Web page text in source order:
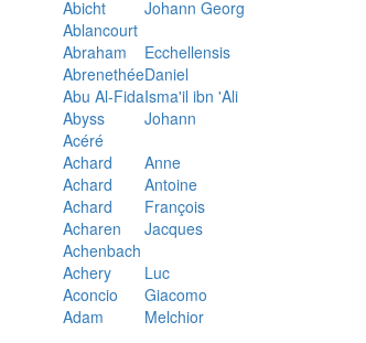
Abicht
Johann Georg
Ablancourt
Abraham
Ecchellensis
AbrenethéeDaniel
Abu Al-FidaIsma'il ibn 'Ali
Abyss
Johann
Acéré
Achard
Anne
Achard
Antoine
Achard
François
Acharen
Jacques
Achenbach
Achery
Luc
Aconcio
Giacomo
Adam
Melchior